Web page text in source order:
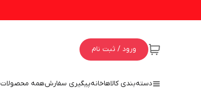
ورود / ثبت نام
دسته‌بندی کالاهاخانهپیگیری سفارشهمه محصولات